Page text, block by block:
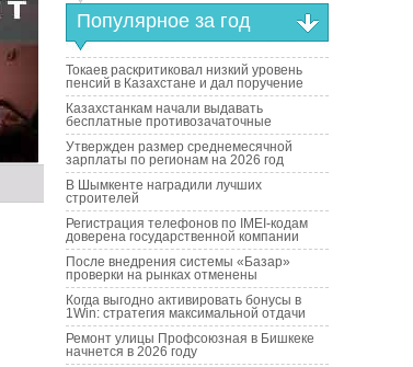
Популярное за год
Токаев раскритиковал низкий уровень
пенсий в Казахстане и дал поручение
Казахстанкам начали выдавать
бесплатные противозачаточные
Утвержден размер среднемесячной
зарплаты по регионам на 2026 год
В Шымкенте наградили лучших
строителей
Регистрация телефонов по IMEI-кодам
доверена государственной компании
После внедрения системы «Базар»
проверки на рынках отменены
Когда выгодно активировать бонусы в
1Win: стратегия максимальной отдачи
Ремонт улицы Профсоюзная в Бишкеке
начнется в 2026 году